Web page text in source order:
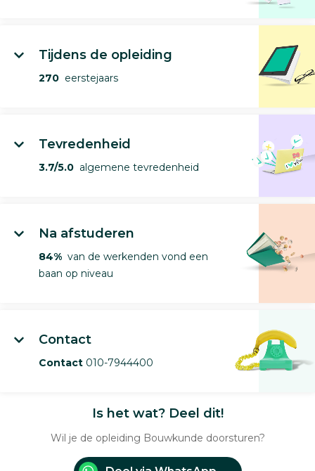
Tijdens de opleiding
270 eerstejaars
Tevredenheid
3.7/5.0 algemene tevredenheid
Na afstuderen
84% van de werkenden vond een
baan op niveau
Contact
Contact 010-7944400
Is het wat? Deel dit!
Wil je de opleiding Bouwkunde doorsturen?